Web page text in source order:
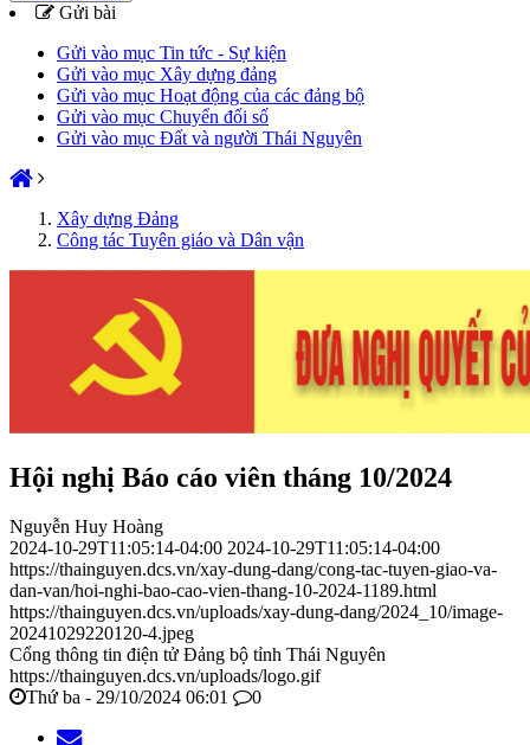
Gửi bài
Gửi vào mục Tin tức - Sự kiện
Gửi vào mục Xây dựng đảng
Gửi vào mục Hoạt động của các đảng bộ
Gửi vào mục Chuyển đổi số
Gửi vào mục Đất và người Thái Nguyên
Xây dựng Đảng
Công tác Tuyên giáo và Dân vận
Hội nghị Báo cáo viên tháng 10/2024
Nguyễn Huy Hoàng
2024-10-29T11:05:14-04:00 2024-10-29T11:05:14-04:00
https://thainguyen.dcs.vn/xay-dung-dang/cong-tac-tuyen-giao-va-
dan-van/hoi-nghi-bao-cao-vien-thang-10-2024-1189.html
https://thainguyen.dcs.vn/uploads/xay-dung-dang/2024_10/image-
20241029220120-4.jpeg
Cổng thông tin điện tử Đảng bộ tỉnh Thái Nguyên
https://thainguyen.dcs.vn/uploads/logo.gif
Thứ ba - 29/10/2024 06:01
0